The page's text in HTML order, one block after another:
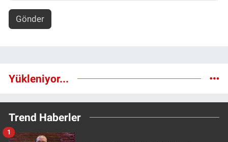
Gönder
Yükleniyor...
Trend Haberler
1